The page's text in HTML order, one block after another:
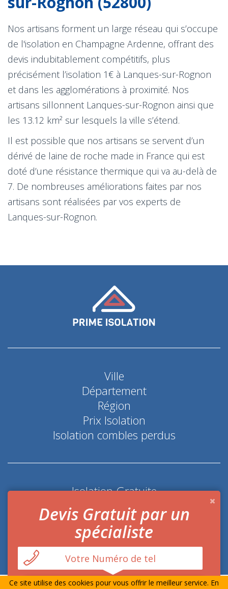
Nos artisans forment un large réseau qui s’occupe
de l'isolation en Champagne Ardenne, offrant des
devis indubitablement compétitifs, plus
précisément l’isolation 1€ à Lanques-sur-Rognon
et dans les agglomérations à proximité. Nos
artisans sillonnent Lanques-sur-Rognon ainsi que
les 13.12 km² sur lesquels la ville s’étend.
Il est possible que nos artisans se servent d’un
dérivé de laine de roche made in France qui est
doté d’une résistance thermique qui va au-delà de
7. De nombreuses améliorations faites par nos
artisans sont réalisées par vos experts de
Lanques-sur-Rognon.
Ville
Département
Région
Prix Isolation
Isolation combles perdus
Isolation Gratuite
Coup de pouce économie d'énergie
© Prime-Isolation.fr Tout droits réservésMentions
Devis Gratuit par un
spécialiste
Ce site utilise des cookies pour vous offrir le meilleur service. En